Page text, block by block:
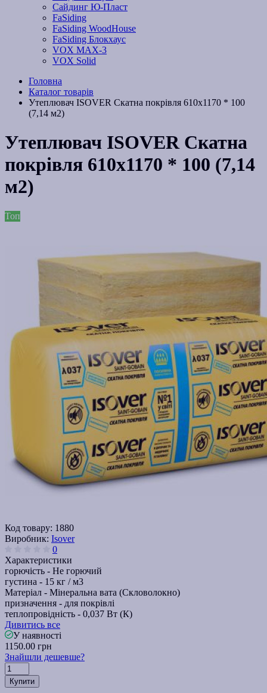
Сайдинг Ю-Пласт
FaSiding
FaSiding WoodHouse
FaSiding Блокхаус
VOX MAX-3
VOX Solid
Головна
Каталог товарів
Утеплювач ISOVER Скатна покрівля 610х1170 * 100
(7,14 м2)
Утеплювач ISOVER Скатна
покрівля 610х1170 * 100 (7,14
м2)
Топ
Код товару: 1880
Виробник: Isover
0
Характеристики
горючість - Не горючий
густина - 15 кг / м3
Матеріал - Мінеральна вата (Скловолокно)
призначення - для покрівлі
теплопровідність - 0,037 Вт (К)
Дивитись все
У наявності
1150.00 грн
Знайшли дешевше?
Купити